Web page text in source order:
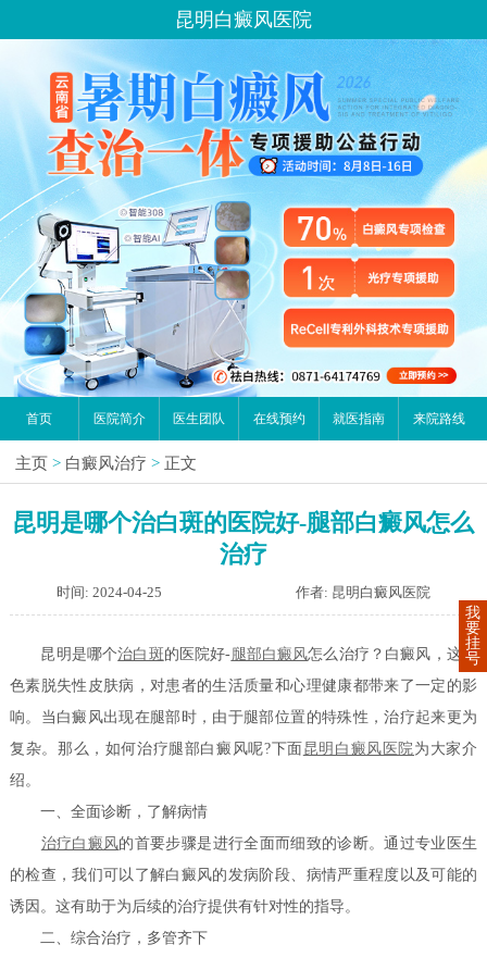
昆明白癜风医院
首页 医院简介 医生团队 在线预约 就医指南 来院路线
主页 > 白癜风治疗 > 正文
昆明是哪个治白斑的医院好-腿部白癜风怎么
治疗
时间: 2024-04-25 作者: 昆明白癜风医院
昆明是哪个治白斑的医院好-腿部白癜风怎么治疗？白癜风，这一
色素脱失性皮肤病，对患者的生活质量和心理健康都带来了一定的影
响。当白癜风出现在腿部时，由于腿部位置的特殊性，治疗起来更为
复杂。那么，如何治疗腿部白癜风呢?下面 昆明白癜风医院为大家介
绍。
一、全面诊断，了解病情
治疗白癜风的首要步骤是进行全面而细致的诊断。通过专业医生
的检查，我们可以了解白癜风的发病阶段、病情严重程度以及可能的
诱因。这有助于为后续的治疗提供有针对性的指导。
二、综合治疗，多管齐下
我
要
挂
号